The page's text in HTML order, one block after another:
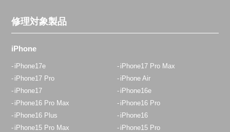
修理対象製品
iPhone
iPhone17e
iPhone17 Pro Max
iPhone17 Pro
iPhone Air
iPhone17
iPhone16e
iPhone16 Pro Max
iPhone16 Pro
iPhone16 Plus
iPhone16
iPhone15 Pro Max
iPhone15 Pro